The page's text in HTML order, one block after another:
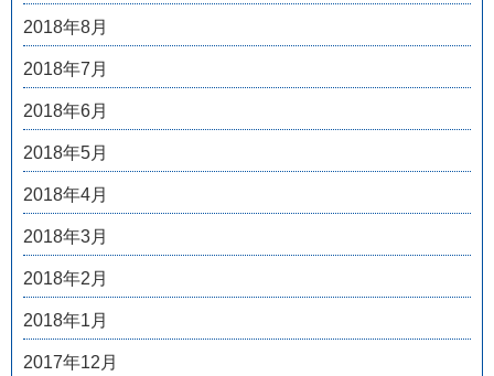
2018年8月
2018年7月
2018年6月
2018年5月
2018年4月
2018年3月
2018年2月
2018年1月
2017年12月